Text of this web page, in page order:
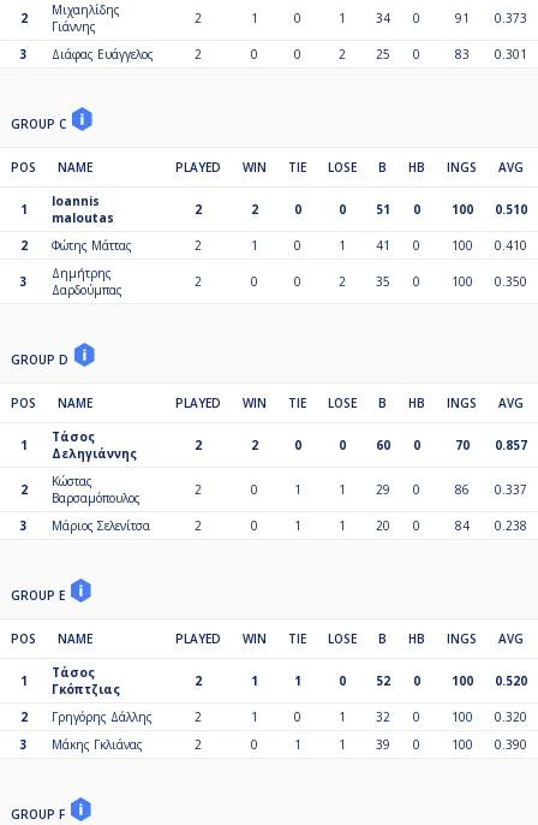
2
Μιχαηλίδης
Γιάννης
2 1 0 1 34 0 91 0.373
3 Διάφας Ευάγγελος 2 0 0 2 25 0 83 0.301
GROUP C
POS NAME PLAYED WIN TIE LOSE B HB INGS AVG
1
Ioannis
maloutas
2 2 0 0 51 0 100 0.510
2 Φώτης Μάττας 2 1 0 1 41 0 100 0.410
3
Δημήτρης
Δαρδούμπας
2 0 0 2 35 0 100 0.350
GROUP D
POS NAME PLAYED WIN TIE LOSE B HB INGS AVG
1
Τάσος
Δεληγιάννης
2 2 0 0 60 0 70 0.857
2
Κώστας
Βαρσαμόπουλος
2 0 1 1 29 0 86 0.337
3 Μάριος Σελενίτσα 2 0 1 1 20 0 84 0.238
GROUP E
POS NAME PLAYED WIN TIE LOSE B HB INGS AVG
1
Τάσος
Γκόπτζιας
2 1 1 0 52 0 100 0.520
2 Γρηγόρης Δάλλης 2 1 0 1 32 0 100
0.320
3
Μάκης Γκλιάνας 2 0 1 1 39 0 100 0.390
GROUP F